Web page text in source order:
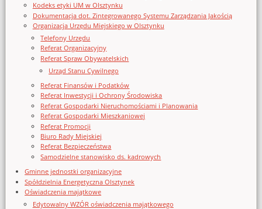
Kodeks etyki UM w Olsztynku
Dokumentacja dot. Zintegrowanego Systemu Zarządzania Jakością
Organizacja Urzędu Miejskiego w Olsztynku
Telefony Urzędu
Referat Organizacyjny
Referat Spraw Obywatelskich
Urząd Stanu Cywilnego
Referat Finansów i Podatków
Referat Inwestycji i Ochrony Środowiska
Referat Gospodarki Nieruchomościami i Planowania
Referat Gospodarki Mieszkaniowej
Referat Promocji
Biuro Rady Miejskiej
Referat Bezpieczeństwa
Samodzielne stanowisko ds. kadrowych
Gminne jednostki organizacyjne
Spółdzielnia Energetyczna Olsztynek
Oświadczenia majątkowe
Edytowalny WZÓR oświadczenia majątkowego